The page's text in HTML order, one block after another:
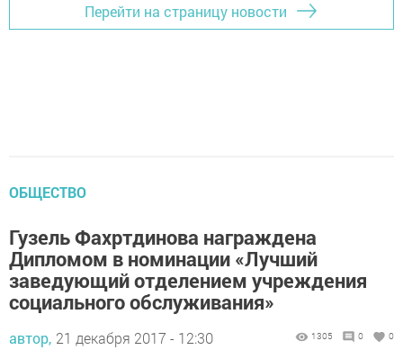
Перейти на страницу новости
ОБЩЕСТВО
Гузель Фахртдинова награждена
Дипломом в номинации «Лучший
заведующий отделением учреждения
социального обслуживания»
автор, 21 декабря 2017 - 12:30 1305 0 0